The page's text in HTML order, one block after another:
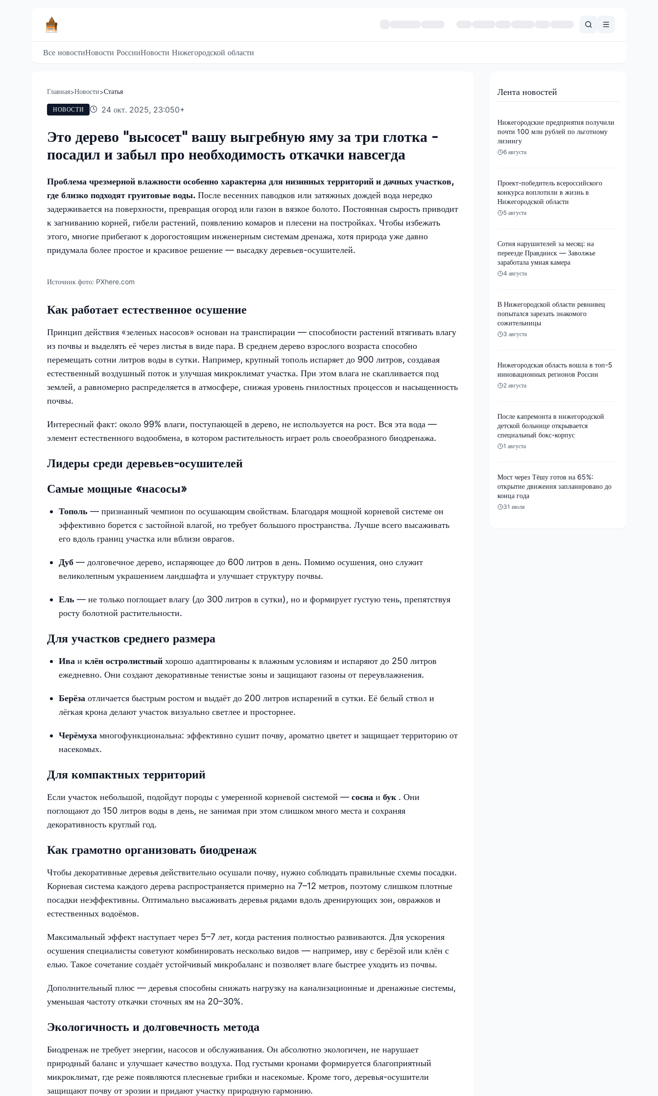
Все новостиНовости РоссииНовости Нижегородской области
Главная>Новости>Статья
НОВОСТИ 24 окт. 2025, 23:050+
Это дерево "высосет" вашу выгребную яму за три глотка -
посадил и забыл про необходимость откачки навсегда
Проблема чрезмерной влажности особенно характерна для низинных территорий и дачных участков,
где близко подходят грунтовые воды. После весенних паводков или затяжных дождей вода нередко
задерживается на поверхности, превращая огород или газон в вязкое болото. Постоянная сырость приводит
к загниванию корней, гибели растений, появлению комаров и плесени на постройках. Чтобы избежать
этого, многие прибегают к дорогостоящим инженерным системам дренажа, хотя природа уже давно
придумала более простое и красивое решение — высадку деревьев-осушителей.
Источник фото: PXhere.com
Как работает естественное осушение
Принцип действия «зеленых насосов» основан на транспирации — способности растений втягивать влагу
из почвы и выделять её через листья в виде пара. В среднем дерево взрослого возраста способно
перемещать сотни литров воды в сутки. Например, крупный тополь испаряет до 900 литров, создавая
естественный воздушный поток и улучшая микроклимат участка. При этом влага не скапливается под
землей, а равномерно распределяется в атмосфере, снижая уровень гнилостных процессов и насыщенность
почвы.
Интересный факт: около 99% влаги, поступающей в дерево, не используется на рост. Вся эта вода —
элемент естественного водообмена, в котором растительность играет роль своеобразного биодренажа.
Лидеры среди деревьев-осушителей
Самые мощные «насосы»
Тополь — признанный чемпион по осушающим свойствам. Благодаря мощной корневой системе он
эффективно борется с застойной влагой, но требует большого пространства. Лучше всего высаживать
его вдоль границ участка или вблизи оврагов.
Дуб — долговечное дерево, испаряющее до 600 литров в день. Помимо осушения, оно служит
великолепным украшением ландшафта и улучшает структуру почвы.
Ель — не только поглощает влагу (до 300 литров в сутки), но и формирует густую тень, препятствуя
росту болотной растительности.
Для участков среднего размера
Ива и клён остролистный хорошо адаптированы к влажным условиям и испаряют до 250 литров
ежедневно. Они создают декоративные тенистые зоны и защищают газоны от переувлажнения.
Берёза отличается быстрым ростом и выдаёт до 200 литров испарений в сутки. Её белый ствол и
лёгкая крона делают участок визуально светлее и просторнее.
Черёмуха многофункциональна: эффективно сушит почву, ароматно цветет и защищает территорию от
насекомых.
Для компактных территорий
Если участок небольшой, подойдут породы с умеренной корневой системой — сосна и бук . Они
поглощают до 150 литров воды в день, не занимая при этом слишком много места и сохраняя
декоративность круглый год.
Как грамотно организовать биодренаж
Чтобы декоративные деревья действительно осушали почву, нужно соблюдать правильные схемы посадки.
Корневая система каждого дерева распространяется примерно на 7–12 метров, поэтому слишком плотные
посадки неэффективны. Оптимально высаживать деревья рядами вдоль дренирующих зон, овражков и
естественных водоёмов.
Максимальный эффект наступает через 5–7 лет, когда растения полностью развиваются. Для ускорения
осушения специалисты советуют комбинировать несколько видов — например, иву с берёзой или клён с
елью. Такое сочетание создаёт устойчивый микробаланс и позволяет влаге быстрее уходить из почвы.
Дополнительный плюс — деревья способны снижать нагрузку на канализационные и дренажные системы,
уменьшая частоту откачки сточных ям на 20–30%.
Экологичность и долговечность метода
Биодренаж не требует энергии, насосов и обслуживания. Он абсолютно экологичен, не нарушает
природный баланс и улучшает качество воздуха. Под густыми кронами формируется благоприятный
микроклимат, где реже появляются плесневые грибки и насекомые. Кроме того, деревья-осушители
защищают почву от эрозии и придают участку природную гармонию.
Лента новостей
Нижегородские предприятия получили
почти 100 млн рублей по льготному
лизингу
6 августа
Проект-победитель всероссийского
конкурса воплотили в жизнь в
Нижегородской области
5 августа
Сотня нарушителей за месяц: на
переезде Правдинск — Заволжье
заработала умная камера
4 августа
В Нижегородской области ревнивец
попытался зарезать знакомого
сожительницы
3 августа
Нижегородская область вошла в топ-5
инновационных регионов России
2 августа
После капремонта в нижегородской
детской больнице открывается
специальный бокс-корпус
1 августа
Мост через Тёшу готов на 65%:
открытие движения запланировано до
конца года
31 июля